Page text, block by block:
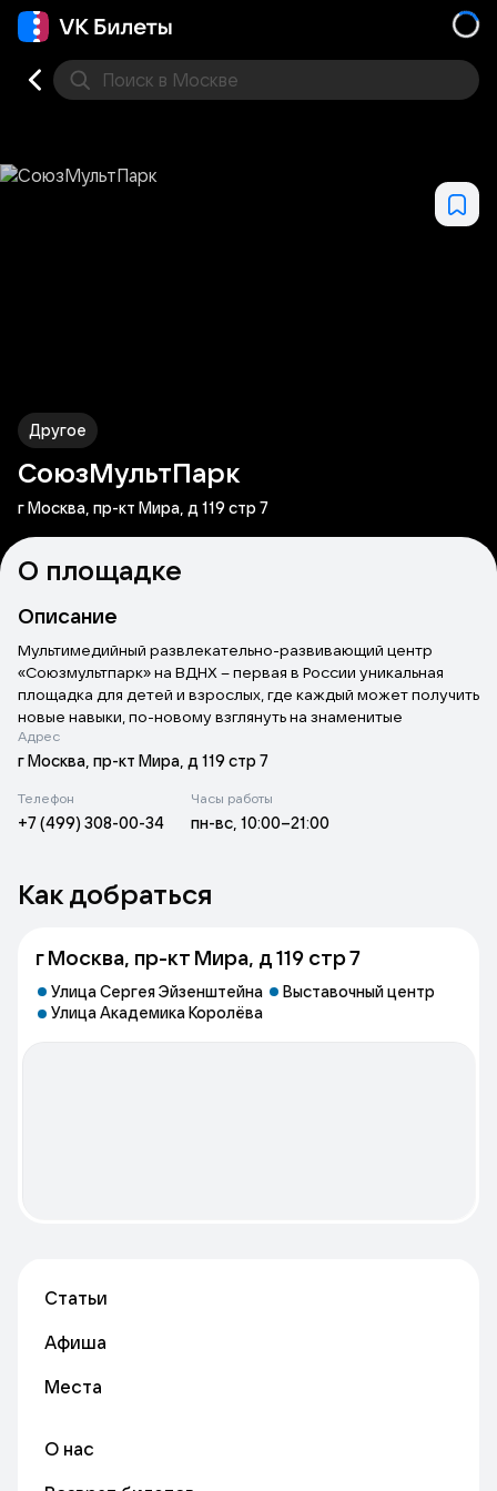
Поиск в Москве
Другое
СоюзМультПарк
г Москва, пр-кт Мира, д 119 стр 7
О площадке
Описание
Мультимедийный развлекательно-развивающий центр
«Союзмультпарк» на ВДНХ – первая в России уникальная
площадка для детей и взрослых, где каждый может получить
новые навыки, по-новому взглянуть на знаменитые
мультфильмы и полностью погрузиться в мир анимации и
современных технологий.
аттракционов, разработанных эксклюзивно для
«Союзмультпарка». В их основе самые передовые
автономного развития и бесконечной генерации
графических объектов.
Адрес
г Москва, пр-кт Мира, д 119 стр 7
Телефон
+7 (499) 308-00-34
Часы работы
пн-вс, 10:00–21:00
Как добраться
г Москва, пр-кт Мира, д 119 стр 7
Улица Сергея Эйзенштейна
Выставочный центр
Улица Академика Королёва
Статьи
Афиша
Места
О нас